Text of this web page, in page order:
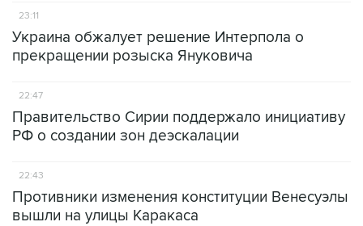
23:11
Украина обжалует решение Интерпола о
прекращении розыска Януковича
22:47
Правительство Сирии поддержало инициативу
РФ о создании зон деэскалации
22:43
Противники изменения конституции Венесуэлы
вышли на улицы Каракаса